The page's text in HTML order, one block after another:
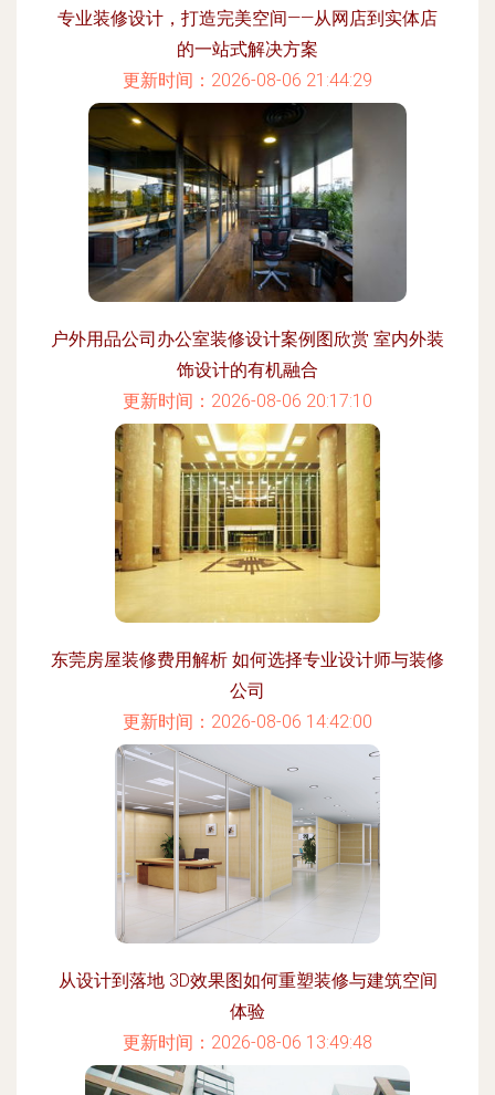
专业装修设计，打造完美空间——从网店到实体店
的一站式解决方案
更新时间：2026-08-06 21:44:29
户外用品公司办公室装修设计案例图欣赏 室内外装
饰设计的有机融合
更新时间：2026-08-06 20:17:10
东莞房屋装修费用解析 如何选择专业设计师与装修
公司
更新时间：2026-08-06 14:42:00
从设计到落地 3D效果图如何重塑装修与建筑空间
体验
更新时间：2026-08-06 13:49:48